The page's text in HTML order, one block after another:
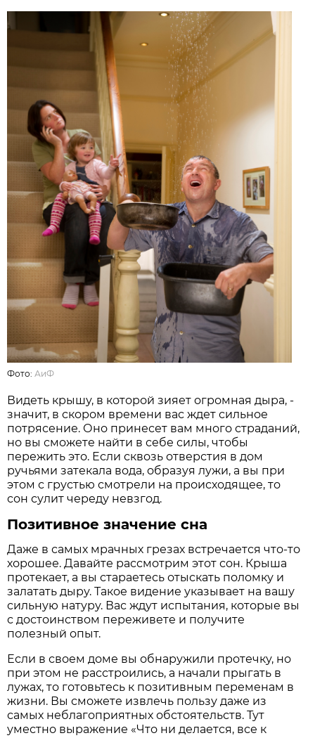
Фото: АиФ
Видеть крышу, в которой зияет огромная дыра, -
значит, в скором времени вас ждет сильное
потрясение. Оно принесет вам много страданий,
но вы сможете найти в себе силы, чтобы
пережить это. Если сквозь отверстия в дом
ручьями затекала вода, образуя лужи, а вы при
этом с грустью смотрели на происходящее, то
сон сулит череду невзгод.
Позитивное значение сна
Даже в самых мрачных грезах встречается что-то
хорошее. Давайте рассмотрим этот сон. Крыша
протекает, а вы стараетесь отыскать поломку и
залатать дыру. Такое видение указывает на вашу
сильную натуру. Вас ждут испытания, которые вы
с достоинством переживете и получите
полезный опыт.
Если в своем доме вы обнаружили протечку, но
при этом не расстроились, а начали прыгать в
лужах, то готовьтесь к позитивным переменам в
жизни. Вы сможете извлечь пользу даже из
самых неблагоприятных обстоятельств. Тут
уместно выражение «Что ни делается, все к